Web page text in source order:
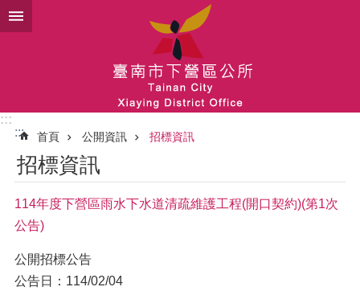
跳到主要內容區塊
:::
:::
首頁 公開資訊 招標資訊
招標資訊
114年度下營區雨水下水道清疏維護工程(開口契約)(第1次
公告)
公開招標公告
公告日：114/02/04